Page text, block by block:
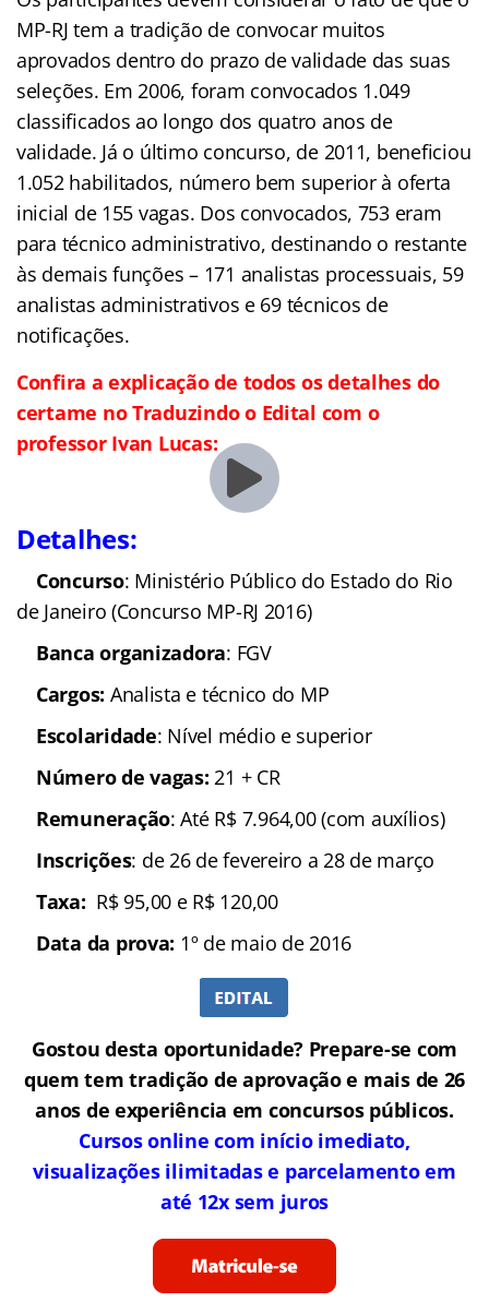
MP-RJ tem a tradição de convocar muitos
aprovados dentro do prazo de validade das suas
seleções. Em 2006, foram convocados 1.049
classificados ao longo dos quatro anos de
validade. Já o último concurso, de 2011, beneficiou
1.052 habilitados, número bem superior à oferta
inicial de 155 vagas. Dos convocados, 753 eram
para técnico administrativo, destinando o restante
às demais funções – 171 analistas processuais, 59
analistas administrativos e 69 técnicos de
notificações.
Confira a explicação de todos os detalhes do
certame no Traduzindo o Edital com o
professor Ivan Lucas:
Detalhes:
Concurso: Ministério Público do Estado do Rio
de Janeiro (Concurso MP-RJ 2016)
Banca organizadora: FGV
Cargos: Analista e técnico do MP
Escolaridade: Nível médio e superior
Número de vagas: 21 + CR
Remuneração: Até R$ 7.964,00 (com auxílios)
Inscrições: de 26 de fevereiro a 28 de março
Taxa: R$ 95,00 e R$ 120,00
Data da prova: 1º de maio de 2016
Gostou desta oportunidade? Prepare-se com
quem tem tradição de aprovação e mais de 26
anos de experiência em concursos públicos.
Cursos online com início imediato,
visualizações ilimitadas e parcelamento em
até 12x sem juros